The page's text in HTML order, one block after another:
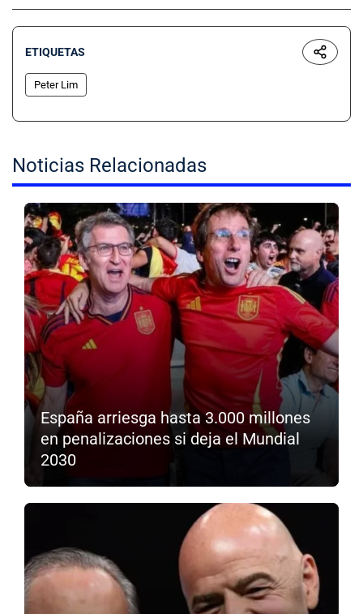
ETIQUETAS
Peter Lim
Noticias Relacionadas
España arriesga hasta 3.000 millones
en penalizaciones si deja el Mundial
2030